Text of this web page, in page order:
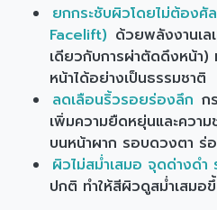
ยกกระชับผิวโดยไม่ต้อง
Facelift) ด้วยพลังงานเล
เดียวกับการผ่าตัดดึงหน้า)
หน้าได้อย่างเป็นธรรมชาติ
ลดเลือนริ้วรอยร่องลึก ก
เพิ่มความยืดหยุ่นและควา
บนหน้าผาก รอบดวงตา ร่
ผิวไม่สม่ำเสมอ จุดด่างดำ
ปกติ ทำให้สีผิวดูสม่ำเสม